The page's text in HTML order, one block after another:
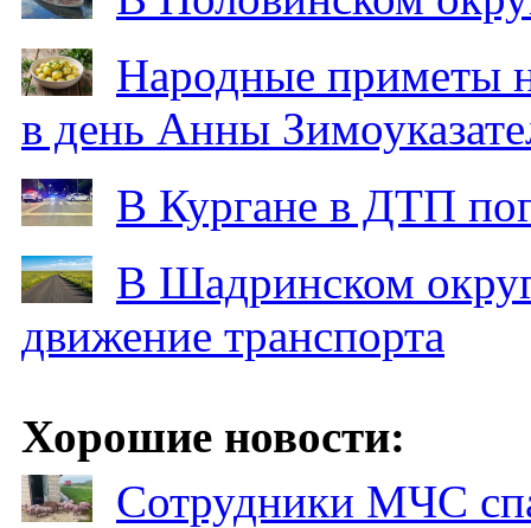
Народные приметы
в день Анны
В Кургане в ДТП
В Шадринском
движение транспорта
Хорошие новости:
Сотрудники МЧС